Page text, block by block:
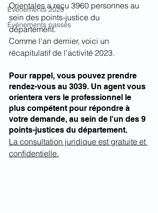
Événements 2020
Événements passés
Orientales a reçu 3960 personnes au
sein des points-justice du
département.
Comme l'an dernier, voici un
récapitulatif de l'activité 2023.
Pour rappel, vous pouvez prendre
rendez-vous au 3039. Un agent vous
orientera vers le professionnel le
plus compétent pour répondre à
votre demande, au sein de l'un des 9
points-justices du département.
La consultation juridique est gratuite et
confidentielle.